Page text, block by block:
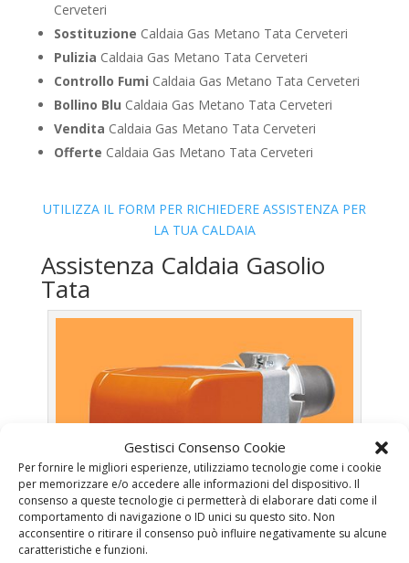
Gestisci Consenso Cookie
Per fornire le migliori esperienze, utilizziamo tecnologie come i cookie
per memorizzare e/o accedere alle informazioni del dispositivo. Il
consenso a queste tecnologie ci permetterà di elaborare dati come il
comportamento di navigazione o ID unici su questo sito. Non
acconsentire o ritirare il consenso può influire negativamente su alcune
caratteristiche e funzioni.
Cerveteri
Sostituzione Caldaia Gas Metano Tata Cerveteri
Pulizia Caldaia Gas Metano Tata Cerveteri
Controllo Fumi Caldaia Gas Metano Tata Cerveteri
Bollino Blu Caldaia Gas Metano Tata Cerveteri
Vendita Caldaia Gas Metano Tata Cerveteri
Offerte Caldaia Gas Metano Tata Cerveteri
UTILIZZA IL FORM PER RICHIEDERE ASSISTENZA PER
LA TUA CALDAIA
Assistenza Caldaia Gasolio
Tata